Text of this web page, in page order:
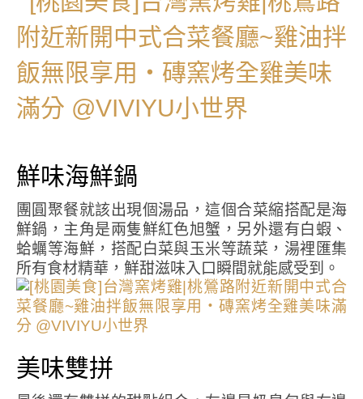
鮮味海鮮鍋
團圓聚餐就該出現個湯品，這個合菜縮搭配是海
鮮鍋，主角是兩隻鮮紅色旭蟹，另外還有白蝦、
蛤蠣等海鮮，搭配白菜與玉米等蔬菜，湯裡匯集
所有食材精華，鮮甜滋味入口瞬間就能感受到。
美味雙拼